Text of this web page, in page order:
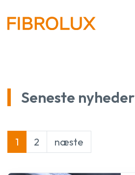
Seneste nyheder
1 2 næste